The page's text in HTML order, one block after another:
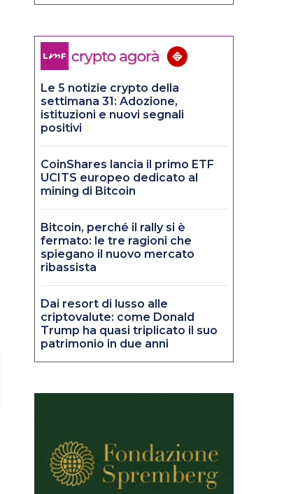
Le 5 notizie crypto della
settimana 31: Adozione,
istituzioni e nuovi segnali
positivi
CoinShares lancia il primo ETF
UCITS europeo dedicato al
mining di Bitcoin
Bitcoin, perché il rally si è
fermato: le tre ragioni che
spiegano il nuovo mercato
ribassista
Dai resort di lusso alle
criptovalute: come Donald
Trump ha quasi triplicato il suo
patrimonio in due anni